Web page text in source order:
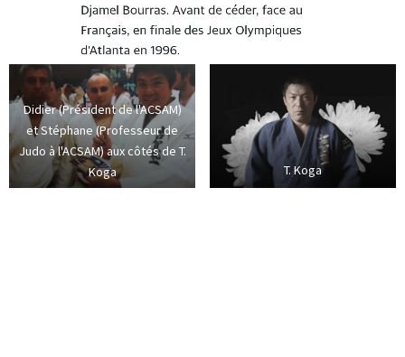
Didier (Président de l'ACSAM)
et Stéphane (Professeur de
Judo à l'ACSAM) aux côtés de T.
Koga
T. Koga